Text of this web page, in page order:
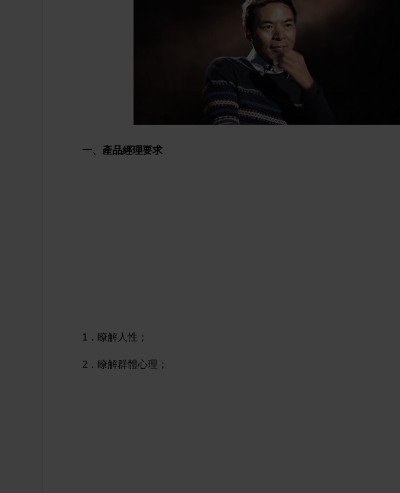
一、產品經理要求
1．瞭解人性；
2．瞭解群體心理；